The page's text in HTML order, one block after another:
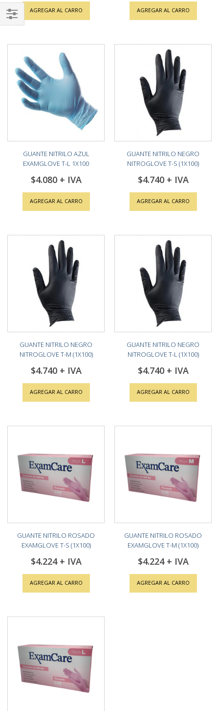
AGREGAR AL CARRO AGREGAR AL CARRO
GUANTE NITRILO AZUL
EXAMGLOVE T-L 1X100
$4.080
AGREGAR AL CARRO
GUANTE NITRILO NEGRO
NITROGLOVE T-S (1X100)
$4.740
AGREGAR AL CARRO
GUANTE NITRILO NEGRO
NITROGLOVE T-M (1X100)
$4.740
AGREGAR AL CARRO
GUANTE NITRILO NEGRO
NITROGLOVE T-L (1X100)
$4.740
AGREGAR AL CARRO
GUANTE NITRILO ROSADO
EXAMGLOVE T-S (1X100)
$4.224
AGREGAR AL CARRO
GUANTE NITRILO ROSADO
EXAMGLOVE T-M (1X100)
$4.224
AGREGAR AL CARRO
Shop